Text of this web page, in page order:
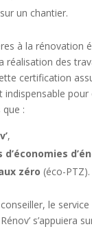
un chantier.
à la rénovation
réalisation des
certification
indispensable pour
:
,
zéro (éco-PTZ).
le
s’appuiera